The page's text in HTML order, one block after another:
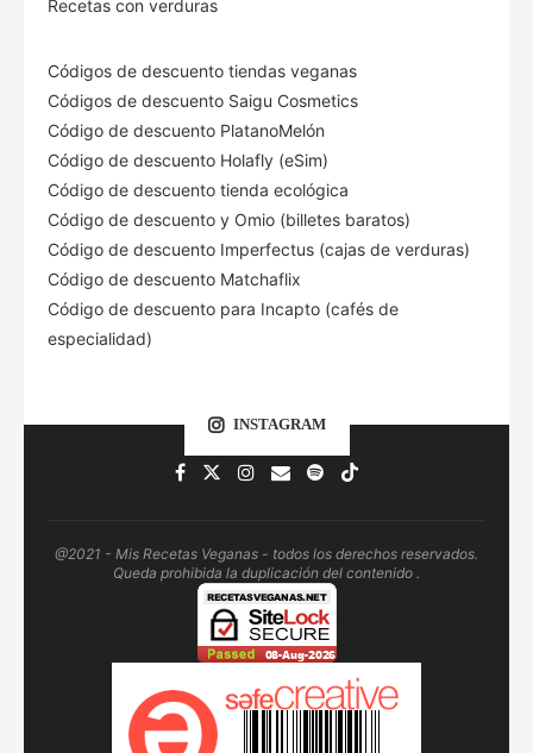
Recetas con verduras
Códigos de descuento tiendas veganas
Códigos de descuento Saigu Cosmetics
Código de descuento PlatanoMelón
Código de descuento Holafly (eSim)
Código de descuento tienda ecológica
Código de descuento y Omio (billetes baratos)
Código de descuento Imperfectus (cajas de verduras)
Código de descuento Matchaflix
Código de descuento para Incapto (cafés de
especialidad)
INSTAGRAM
@2021 - Mis Recetas Veganas - todos los derechos reservados.
Queda prohibida la duplicación del contenido .